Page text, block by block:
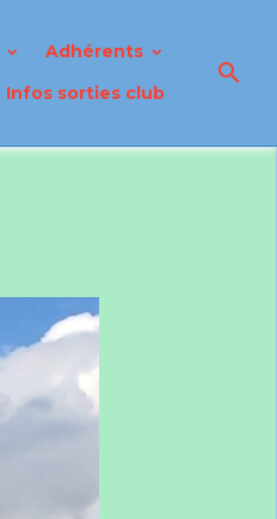
Adhérents
Infos sorties club